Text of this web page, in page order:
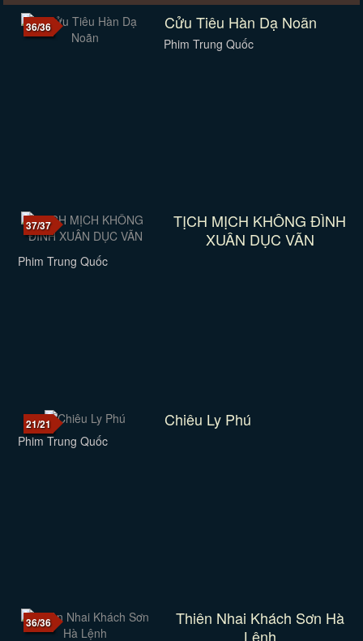
36/36 Cửu Tiêu Hàn Dạ Noãn
Phim Trung Quốc
37/37
TỊCH MỊCH KHÔNG ĐÌNH
XUÂN DỤC VÃN
Phim Trung Quốc
21/21 Chiêu Ly Phú
Phim Trung Quốc
36/36
Thiên Nhai Khách Sơn Hà
Lệnh